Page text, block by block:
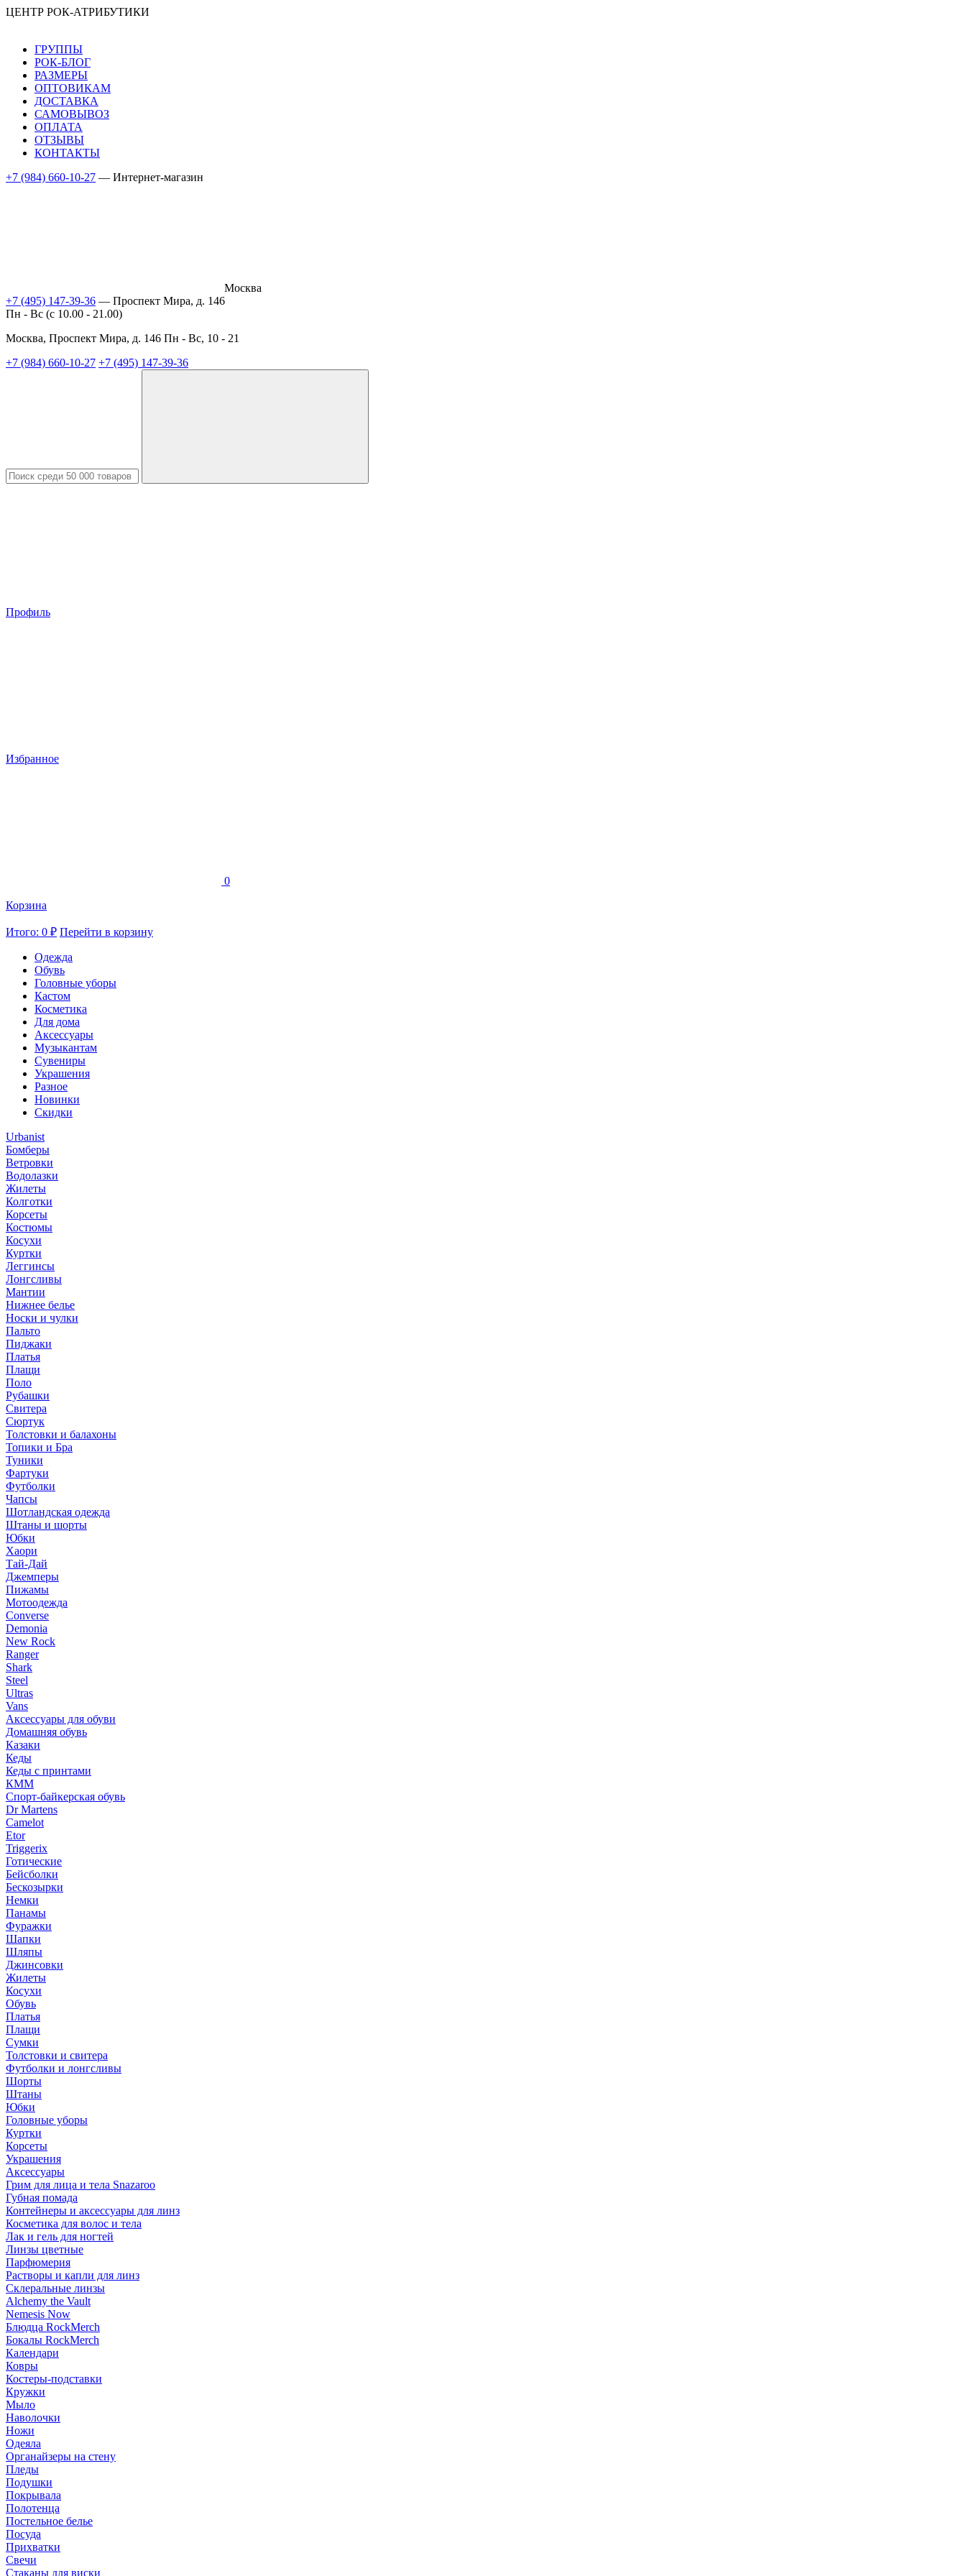
ЦЕНТР РОК-АТРИБУТИКИ
ГРУППЫ
РОК-БЛОГ
РАЗМЕРЫ
ОПТОВИКАМ
ДОСТАВКА
САМОВЫВОЗ
ОПЛАТА
ОТЗЫВЫ
КОНТАКТЫ
+7 (984) 660-10-27 — Интернет-магазин
Москва
+7 (495) 147-39-36 — Проспект Мира, д. 146
Пн - Вс (c 10.00 - 21.00)
Москва, Проспект Мира, д. 146 Пн - Вс, 10 - 21
+7 (984) 660-10-27 +7 (495) 147-39-36
Профиль
Избранное
0
Корзина
Итого: 0 ₽ Перейти в корзину
Одежда
Обувь
Головные уборы
Кастом
Косметика
Для дома
Аксессуары
Музыкантам
Сувениры
Украшения
Разное
Новинки
Скидки
Urbanist
Бомберы
Ветровки
Водолазки
Жилеты
Колготки
Корсеты
Костюмы
Косухи
Куртки
Леггинсы
Лонгсливы
Мантии
Нижнее белье
Носки и чулки
Пальто
Пиджаки
Платья
Плащи
Поло
Рубашки
Свитера
Сюртук
Толстовки и балахоны
Топики и Бра
Туники
Фартуки
Футболки
Чапсы
Шотландская одежда
Штаны и шорты
Юбки
Хаори
Тай-Дай
Джемперы
Пижамы
Мотоодежда
Converse
Demonia
New Rock
Ranger
Shark
Steel
Ultras
Vans
Аксессуары для обуви
Домашняя обувь
Казаки
Кеды
Кеды с принтами
КММ
Спорт-байкерская обувь
Dr Martens
Camelot
Etor
Triggerix
Готические
Бейсболки
Бескозырки
Немки
Панамы
Фуражки
Шапки
Шляпы
Джинсовки
Жилеты
Косухи
Обувь
Платья
Плащи
Сумки
Толстовки и свитера
Футболки и лонгсливы
Шорты
Штаны
Юбки
Головные уборы
Куртки
Корсеты
Украшения
Аксессуары
Грим для лица и тела Snazaroo
Губная помада
Контейнеры и аксессуары для линз
Косметика для волос и тела
Лак и гель для ногтей
Линзы цветные
Парфюмерия
Растворы и капли для линз
Склеральные линзы
Alchemy the Vault
Nemesis Now
Блюдца RockMerch
Бокалы RockMerch
Календари
Ковры
Костеры-подставки
Кружки
Мыло
Наволочки
Ножи
Одеяла
Органайзеры на стену
Пледы
Подушки
Покрывала
Полотенца
Постельное белье
Посуда
Прихватки
Свечи
Стаканы для виски